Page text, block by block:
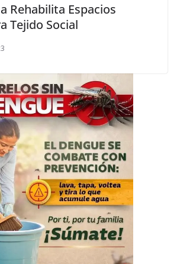
Rehabilita Espacios
Tejido Social